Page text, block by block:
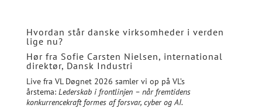
Hvordan står danske virksomheder i verden
lige nu?
Hør fra Sofie Carsten Nielsen, international
direktør, Dansk Industri
Live fra VL Døgnet 2026 samler vi op på VL’s
årstema: Lederskab i frontlinjen – når fremtidens
konkurrencekraft formes af forsvar, cyber og AI.